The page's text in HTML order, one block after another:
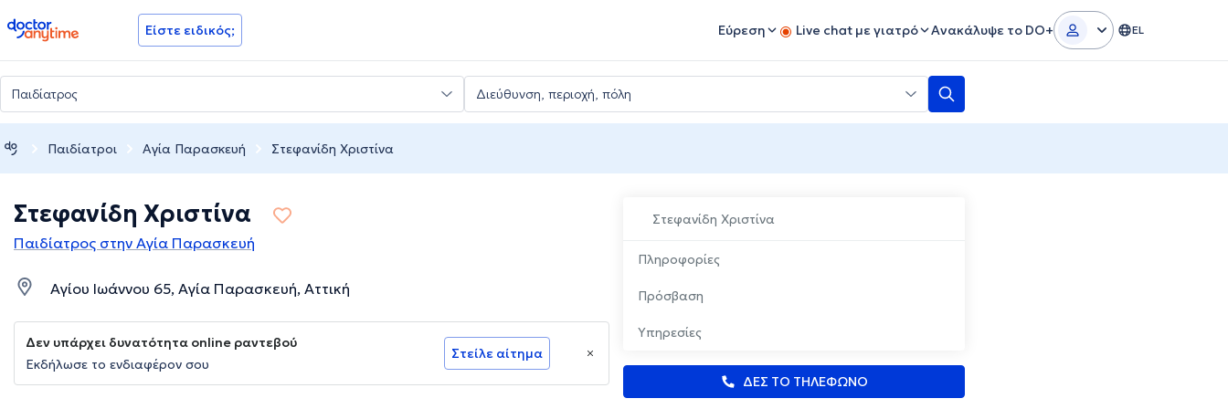
doctoranytime Είστε ειδικός; Εύρεση Live chat με γιατρό Ανακάλυψε το DO+ EL
Παιδίατροι Αγία Παρασκευή Στεφανίδη Χριστίνα
Στεφανίδη Χριστίνα
Πληροφορίες
Πρόσβαση
Υπηρεσίες
ΔΕΣ ΤΟ ΤΗΛΕΦΩΝΟ
Στεφανίδη Χριστίνα
Παιδίατρος στην Αγία Παρασκευή
Αγίου Ιωάννου 65, Αγία Παρασκευή, Αττική
Δεν υπάρχει δυνατότητα online ραντεβού
Εκδήλωσε το ενδιαφέρον σου
Στείλε αίτημα